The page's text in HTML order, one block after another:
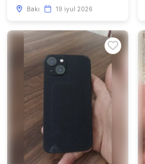
Bakı 19 iyul 2026